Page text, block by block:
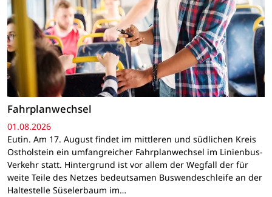
Fahrplanwechsel
01.08.2026
Eutin. Am 17. August findet im mittleren und südlichen Kreis
Ostholstein ein umfangreicher Fahrplanwechsel im Linienbus-
Verkehr statt. Hintergrund ist vor allem der Wegfall der für
weite Teile des Netzes bedeutsamen Buswendeschleife an der
Haltestelle Süselerbaum im…